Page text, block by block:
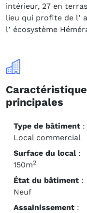
intérieur, 27 en
lieu qui profite de
lʼécosystème
principales
Type de bâtiment :
Local commercial
Surface du local:
150m2
État du bâtiment :
Neuf
Assainissement :